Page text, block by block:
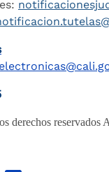
derechos reservados